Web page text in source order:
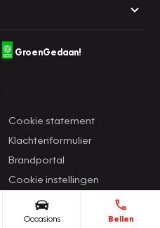
Occasions Bellen
GroenGedaan!
Cookie statement
Klachtenformulier
Brandportal
Cookie instellingen